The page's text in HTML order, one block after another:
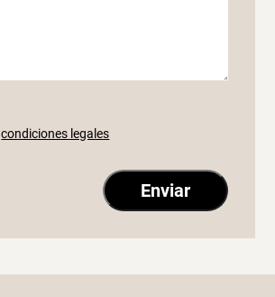
condiciones legales